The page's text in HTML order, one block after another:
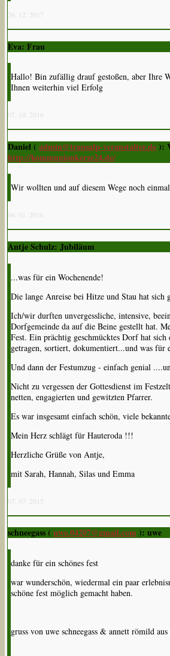
26. 12. 2017
Eva: Frau
Hallo! Bin zufällig drauf gestoßen, aber Ihre
Ihnen weiterhin viel Erfolg
07. 10. 2016
Daniel ( admin@transalp-veranstalter.de):
http://kommunionkerze24.de/
Wir wollten und auf diesem Wege noch
06. 01. 2016
Antje Schulz: Jubiläum
...was für ein Wochenende!
Die lange Anreise bei Hitze und Stau hat sich
Ich/wir durften unvergessliche, intensive,
Dorfgemeinde da auf die Beine gestellt hat.
Fest. Ein prächtig geschmücktes Dorf hat
getragen, sortiert, dokumentiert...und was
Und dann der Festumzug - einfach genial
Nicht zu vergessen der Gottesdienst im
netten, engagierten und gewitzten Pfarrer.
Es war insgesamt einfach schön, viele
Mein Herz schlägt für Hauteroda !!!
Herzliche Grüße von Antje,
mit Sarah, Hannah, Silas und Emma
07. 07. 2015
schneegass ( uwe.04207@gmail.com ): uwe
danke für ein schönes fest
war wunderschön, wiedermal ein paar
schöne fest möglich gemacht haben.
gruss von uwe schneegass & annett römild